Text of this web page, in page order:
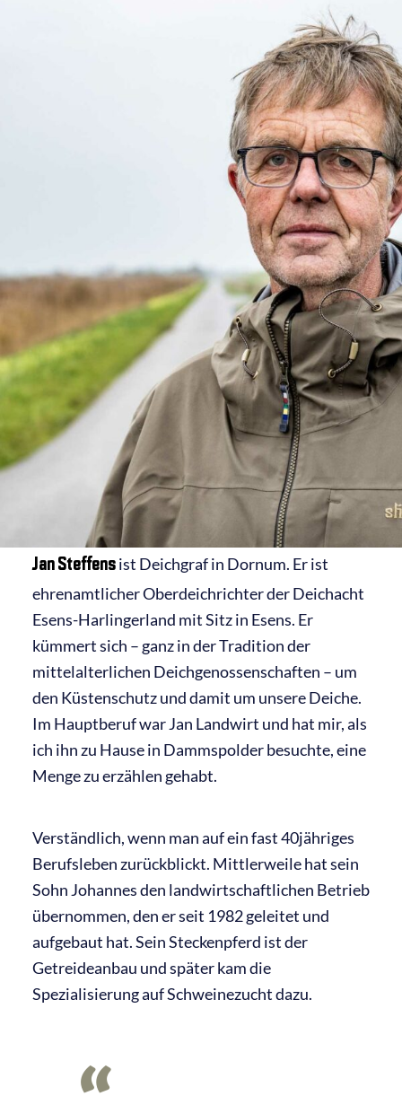
Jan Steffensist Deichgraf in Dornum. Er ist
ehrenamtlicher Oberdeichrichter der Deichacht
Esens-Harlingerland mit Sitz in Esens. Er
kümmert sich – ganz in der Tradition der
mittelalterlichen Deichgenossenschaften – um
den Küstenschutz und damit um unsere Deiche.
Im Hauptberuf war Jan Landwirt und hat mir, als
ich ihn zu Hause in Dammspolder besuchte, eine
Menge zu erzählen gehabt.
Verständlich, wenn man auf ein fast 40jähriges
Berufsleben zurückblickt. Mittlerweile hat sein
Sohn Johannes den landwirtschaftlichen Betrieb
übernommen, den er seit 1982 geleitet und
aufgebaut hat. Sein Steckenpferd ist der
Getreideanbau und später kam die
Spezialisierung auf Schweinezucht dazu.